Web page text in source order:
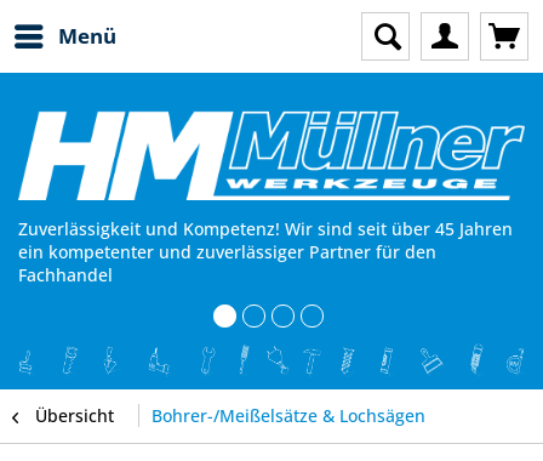
Menü
Zuverlässigkeit und Kompetenz! Wir sind seit über 45 Jahren
ein kompetenter und zuverlässiger Partner für den
Fachhandel
Übersicht Bohrer-/Meißelsätze & Lochsägen